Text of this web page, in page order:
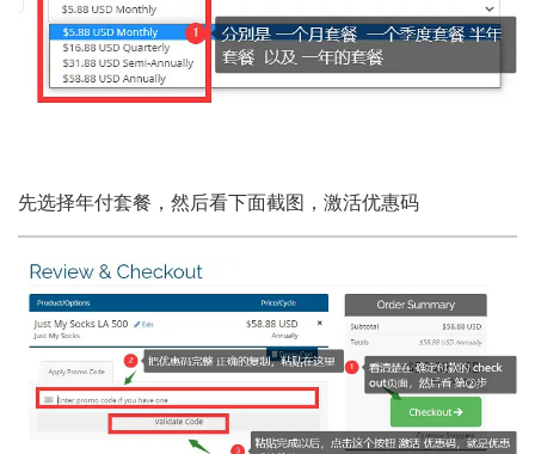
先选择年付套餐，然后看下面截图，激活优惠码